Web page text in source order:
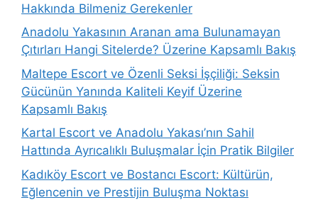
Hakkında Bilmeniz Gerekenler
Anadolu Yakasının Aranan ama Bulunamayan
Çıtırları Hangi Sitelerde? Üzerine Kapsamlı Bakış
Maltepe Escort ve Özenli Seksi İşçiliği: Seksin
Gücünün Yanında Kaliteli Keyif Üzerine
Kapsamlı Bakış
Kartal Escort ve Anadolu Yakası’nın Sahil
Hattında Ayrıcalıklı Buluşmalar İçin Pratik Bilgiler
Kadıköy Escort ve Bostancı Escort: Kültürün,
Eğlencenin ve Prestijin Buluşma Noktası